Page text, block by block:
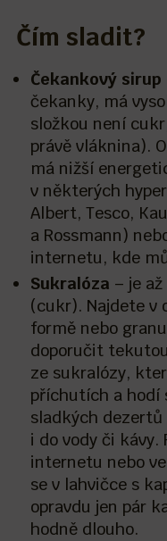
Čím sladit?
Čekankový sirup
čekanky, má
složkou není
právě vláknina).
má nižší
v některých
Albert, Tesco,
a Rossmann)
internetu, kde
Sukralóza – je
(cukr). Najdete v
formě nebo
doporučit
ze sukralózy,
příchutích a hodí
sladkých
i do vody či kávy.
internetu nebo
se v lahvičce s
opravdu jen pár
hodně dlouho.